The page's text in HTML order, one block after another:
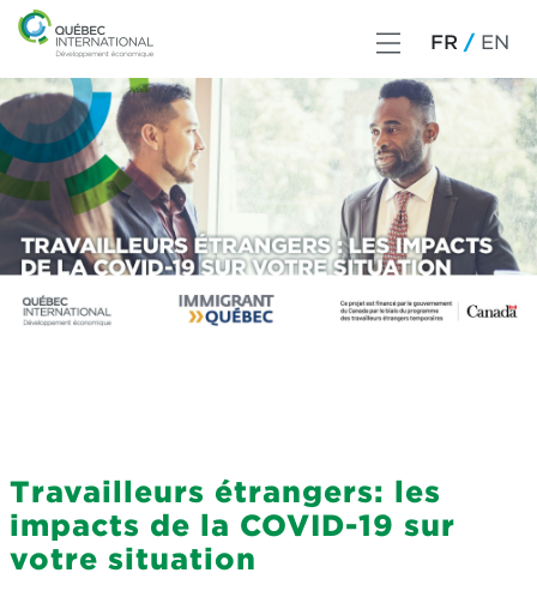
FR EN
Travailleurs étrangers: les
impacts de la COVID-19 sur
votre situation